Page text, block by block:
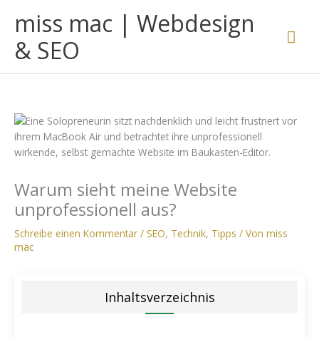
Inhaltmiss mac | Webdesign
& SEO
Warum sieht meine Website
unprofessionell aus?
Schreibe einen Kommentar / SEO, Technik, Tipps / Von miss
mac
Inhaltsverzeichnis